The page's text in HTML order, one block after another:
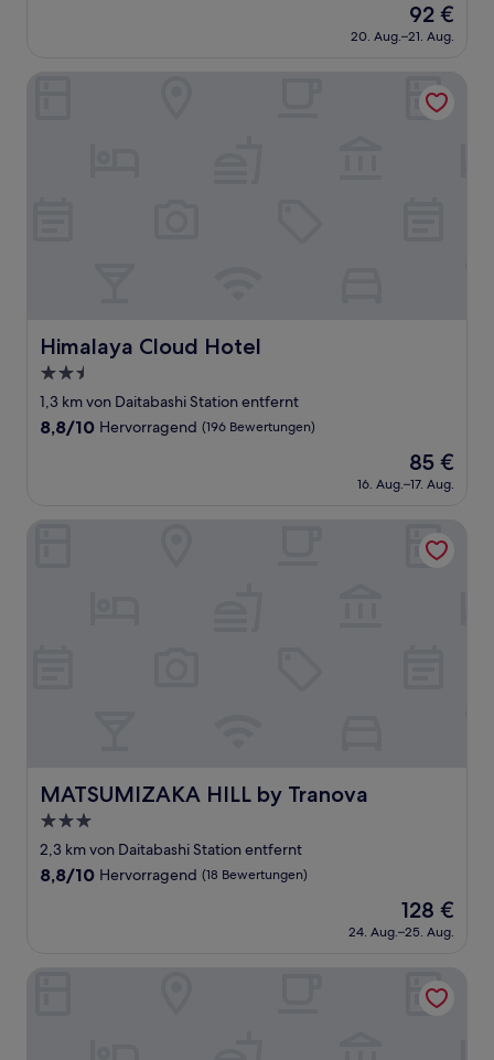
Bewertungen)
Der
Preis
beträgt
92 €
20. Aug.–21. Aug.
Himalaya Cloud Hotel
Himalaya Cloud Hotel
2.5-
Sterne-
Unterkunft
1,3 km von Daitabashi Station entfernt
8.8
Bewertungen)
8,8/10 Hervorragend (196 Bewertungen)
Der
Preis
beträgt
85 €
16. Aug.–17. Aug.
MATSUMIZAKA HILL by Tranova
MATSUMIZAKA HILL by Tranova
3.0-
Sterne-
Unterkunft
2,3 km von Daitabashi Station entfernt
8.8
Bewertungen)
8,8/10 Hervorragend (18 Bewertungen)
Der
Preis
beträgt
128 €
24. Aug.–25. Aug.